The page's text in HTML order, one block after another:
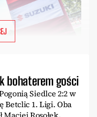
bohaterem gości
Siedlce 2:2 w
Betclic 1. Ligi. Oba
Rosołek.